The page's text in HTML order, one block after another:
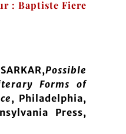
: Baptiste Fiere
Possible
Forms of
, Philadelphia,
Press,